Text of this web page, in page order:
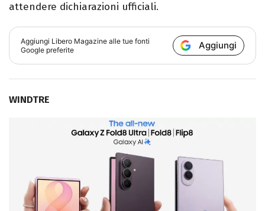
attendere dichiarazioni ufficiali.
Aggiungi Libero Magazine alle tue fonti
Google preferite
Aggiungi
WINDTRE